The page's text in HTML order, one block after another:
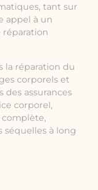
tant sur
appel à un
réparation
la réparation du
corporels et
des assurances
corporel,
séquelles à long